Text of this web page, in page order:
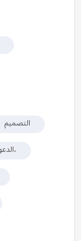
التصميم
الدعوة إلى الله،